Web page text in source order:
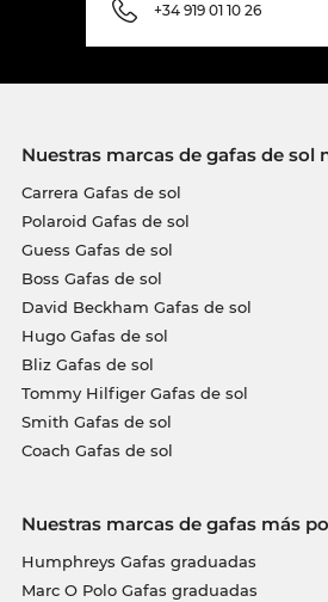
+34 919 01 10 26
Nuestras marcas de gafas de sol
Carrera Gafas de sol
Polaroid Gafas de sol
Guess Gafas de sol
Boss Gafas de sol
David Beckham Gafas de sol
Hugo Gafas de sol
Bliz Gafas de sol
Tommy Hilfiger Gafas de sol
Smith Gafas de sol
Coach Gafas de sol
Nuestras marcas de gafas más
Humphreys Gafas graduadas
Marc O Polo Gafas graduadas